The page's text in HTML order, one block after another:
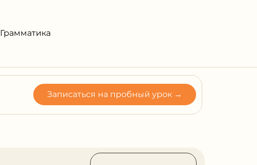
Грамматика
Записаться на пробный урок →